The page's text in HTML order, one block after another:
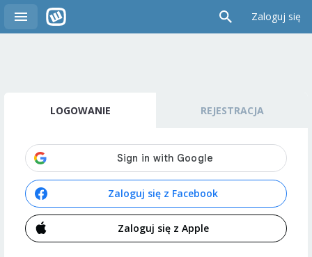
Zaloguj się
LOGOWANIE REJESTRACJA
Zaloguj się z Facebook
Zaloguj się z Apple